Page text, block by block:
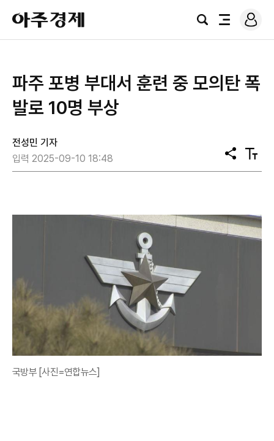
아
주
경
검
전
로
그
파주 포병 부대서 훈련 중 모의탄 폭
발로 10명 부상
전성민 기자
입력 2025-09-10 18:48
공
유
텍
스
국방부 [사진=연합뉴스]